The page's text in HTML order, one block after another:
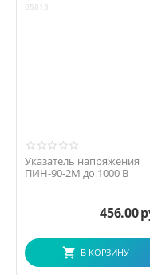
05813
Указатель напряжения
ПИН-90-2М до 1000 В
456.00
В КОРЗИНУ